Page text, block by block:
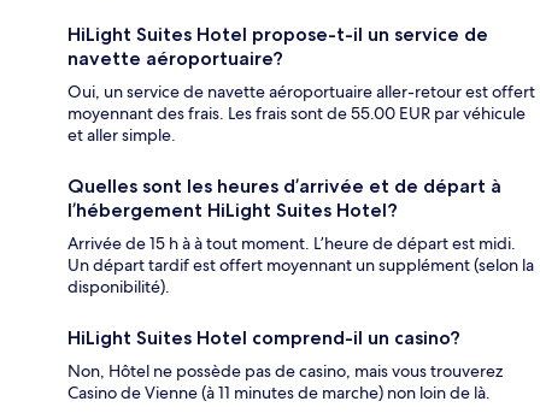
HiLight Suites Hotel propose-t-il un service de
navette aéroportuaire?
Oui, un service de navette aéroportuaire aller-retour est offert
moyennant des frais. Les frais sont de 55.00 EUR par véhicule
et aller simple.
Quelles sont les heures d’arrivée et de départ à
l’hébergement HiLight Suites Hotel?
Arrivée de 15 h à à tout moment. L’heure de départ est midi.
Un départ tardif est offert moyennant un supplément (selon la
disponibilité).
HiLight Suites Hotel comprend-il un casino?
Non, Hôtel ne possède pas de casino, mais vous trouverez
Casino de Vienne (à 11 minutes de marche) non loin de là.